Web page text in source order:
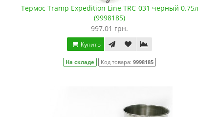
Термос Tramp Expedition Line TRC-031 черный 0.75л
(9998185)
997.01 грн.
Купить
На складе Код товара: 9998185